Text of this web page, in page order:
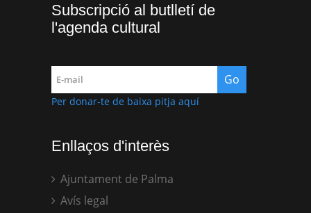
Subscripció al butlletí de
l'agenda cultural
Per donar-te de baixa pitja aquí
Enllaços d'interès
Ajuntament de Palma
Avís legal